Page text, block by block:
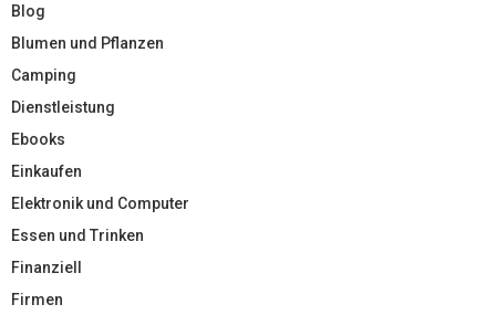
Blog
Blumen und Pflanzen
Camping
Dienstleistung
Ebooks
Einkaufen
Elektronik und Computer
Essen und Trinken
Finanziell
Firmen